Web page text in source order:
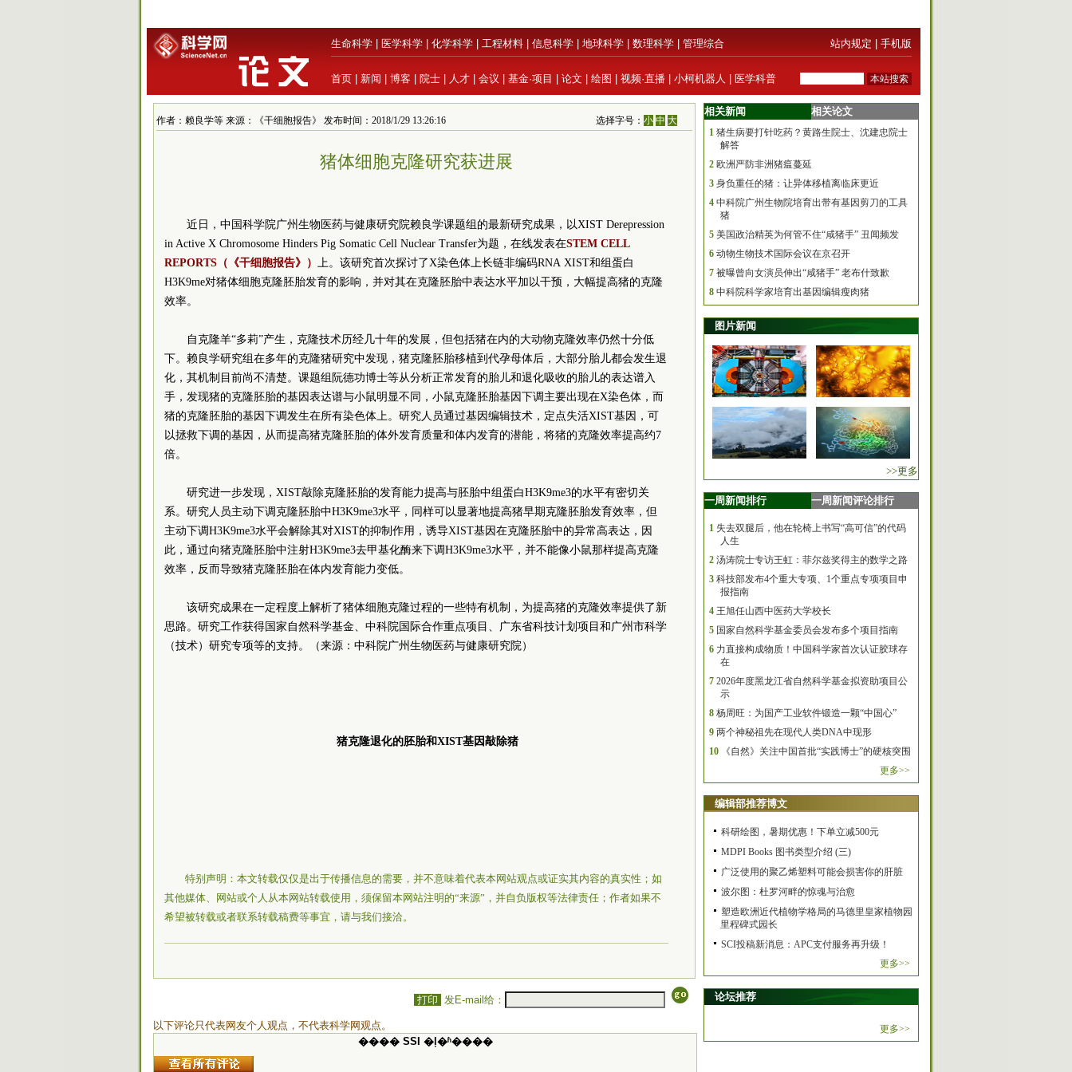
生命科学 医学科学 化学科学 工程材料 信息科学 地球科学 数理科学 管理综合 站内规定 手机版
首页 新闻 博客 院士 人才 会议 基金·项目 论文 绘图 视频·直播 小柯机器人 医学科普
作者：赖良学等 来源：《干细胞报告》 发布时间：2018/1/29 13:26:16 选择字号：小 中 大
猪体细胞克隆研究获进展
近日，中国科学院广州生物医药与健康研究院赖良学课题组的最新研究成果，以XIST Derepression
in Active X Chromosome Hinders Pig Somatic Cell Nuclear Transfer为题，在线发表在STEM CELL
REPORTS（《干细胞报告》） 上。该研究首次探讨了X染色体上长链非编码RNA XIST和组蛋白
H3K9me对猪体细胞克隆胚胎发育的影响，并对其在克隆胚胎中表达水平加以干预，大幅提高猪的克隆
效率。
自克隆羊“多莉”产生，克隆技术历经几十年的发展，但包括猪在内的大动物克隆效率仍然十分低
下。赖良学研究组在多年的克隆猪研究中发现，猪克隆胚胎移植到代孕母体后，大部分胎儿都会发生退
化，其机制目前尚不清楚。课题组阮德功博士等从分析正常发育的胎儿和退化吸收的胎儿的表达谱入
手，发现猪的克隆胚胎的基因表达谱与小鼠明显不同，小鼠克隆胚胎基因下调主要出现在X染色体，而
猪的克隆胚胎的基因下调发生在所有染色体上。研究人员通过基因编辑技术，定点失活XIST基因，可
以拯救下调的基因，从而提高猪克隆胚胎的体外发育质量和体内发育的潜能，将猪的克隆效率提高约7
倍。
研究进一步发现，XIST敲除克隆胚胎的发育能力提高与胚胎中组蛋白H3K9me3的水平有密切关
系。研究人员主动下调克隆胚胎中H3K9me3水平，同样可以显著地提高猪早期克隆胚胎发育效率，但
主动下调H3K9me3水平会解除其对XIST的抑制作用，诱导XIST基因在克隆胚胎中的异常高表达，因
此，通过向猪克隆胚胎中注射H3K9me3去甲基化酶来下调H3K9me3水平，并不能像小鼠那样提高克隆
效率，反而导致猪克隆胚胎在体内发育能力变低。
该研究成果在一定程度上解析了猪体细胞克隆过程的一些特有机制，为提高猪的克隆效率提供了新
思路。研究工作获得国家自然科学基金、中科院国际合作重点项目、广东省科技计划项目和广州市科学
（技术）研究专项等的支持。（来源：中科院广州 生物医药与健康研究院）
猪克隆退化的胚胎和XIST基因敲除猪
特别声明：本文转载仅仅是出于传播信息的需要，并不意味着代表本网站观点或证实其内容的真实性；如
其他媒体、网站或个人从本网站转载使用，须保留本网站注明的“来源”，并自负版权等法律责任；作者如果不
希望被转载或者联系转载稿费等事宜，请与我们接洽。
打印 发E-mail给：
以下评论只代表网友个人观点，不代表科学网观点。
���� SSI �ļ�ʱ����
相关新闻 相关论文
1 猪生病要打针吃药？黄路生院士、沈建忠院士
解答
2 欧洲严防非洲猪瘟蔓延
3 身负重任的猪：让异体移植离临床更近
4 中科院广州生物院培育出带有基因剪刀的工具
猪
5 美国政治精英为何管不住“咸猪手” 丑闻频发
6 动物生物技术国际会议在京召开
7 被曝曾向女演员伸出“咸猪手” 老布什致歉
8 中科院科学家培育出基因编辑瘦肉猪
图片新闻
>>更多
一周新闻排行 一周新闻评论排行
1 失去双腿后，他在轮椅上书写“高可信”的代码
人生
2 汤涛院士专访王虹：菲尔兹奖得主的数学之路
3 科技部发布4个重大专项、1个重点专项项目申
报指南
4 王旭任山西中医药大学校长
5 国家自然科学基金委员会发布多个项目指南
6 力直接构成物质！中国科学家首次认证胶球存
在
7 2026年度黑龙江省自然科学基金拟资助项目公
示
8 杨周旺：为国产工业软件锻造一颗“中国心”
9 两个神秘祖先在现代人类DNA中现形
10
《自然》关注中国首批“实践博士”的硬核突围
更多>>
编辑部推荐博文
科研绘图，暑期优惠！下单立减500元
MDPI Books 图书类型介绍 (三)
广泛使用的聚乙烯塑料可能会损害你的肝脏
波尔图：杜罗河畔的惊魂与治愈
塑造欧洲近代植物学格局的马德里皇家植物园
里程碑式园长
SCI投稿新消息：APC支付服务再升级！
更多>>
论坛推荐
更多>>